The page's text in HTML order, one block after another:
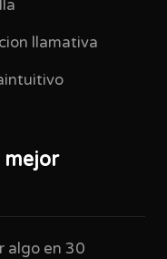
llamativa
mejor
algo en 30